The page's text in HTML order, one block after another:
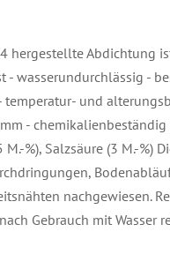
hergestellte Abdichtung
- wasserundurchlässig -
und
-
%), Salzsäure (3 M.-%)
nachgewiesen.
Gebrauch mit Wasser